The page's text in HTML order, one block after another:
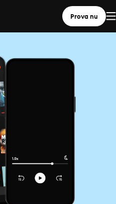
Prova nu